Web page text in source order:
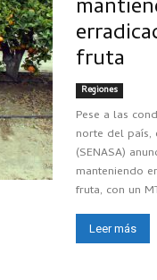
fruta
Regiones
Pese a las
norte del país,
(SENASA)
manteniendo
fruta, con un
Leer más